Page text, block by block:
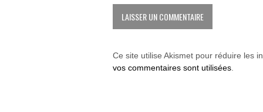
Ce site utilise Akismet pour réduire les
vos commentaires sont utilisées